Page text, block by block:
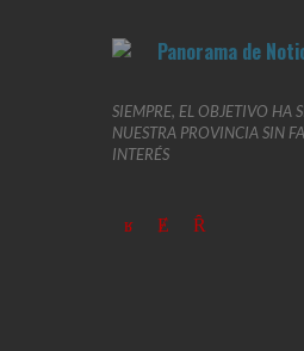
SIEMPRE, EL OBJETIVO HA
NUESTRA PROVINCIA SIN
INTERÉS